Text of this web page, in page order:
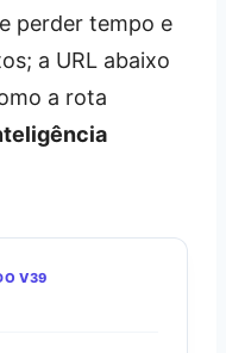
perder tempo e
a URL abaixo
a rota
V39